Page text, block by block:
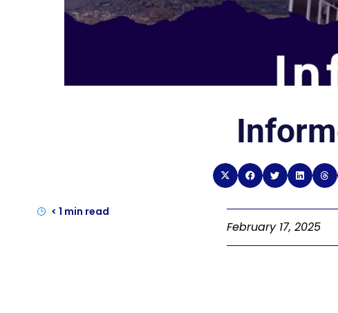
< 1 min read
February 17, 2025